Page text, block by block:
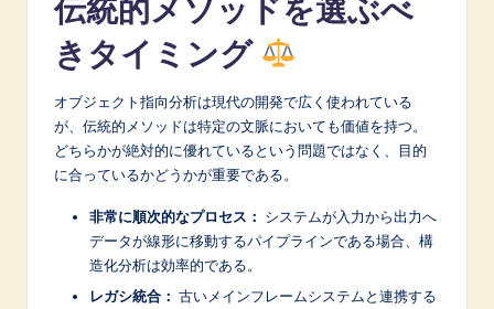
伝統的メソッドを選ぶべ
きタイミング
オブジェクト指向分析は現代の開発で広く使われている
が、伝統的メソッドは特定の文脈においても価値を持つ。
どちらかが絶対的に優れているという問題ではなく、目的
に合っているかどうかが重要である。
非常に順次的なプロセス： システムが入力から出力へ
データが線形に移動するパイプラインである場合、構
造化分析は効率的である。
レガシ統合： 古いメインフレームシステムと連携する